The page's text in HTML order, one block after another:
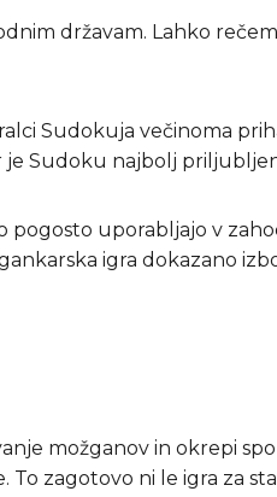
državam. Lahko
Sudokuja večinoma
je Sudoku najbolj
pogosto uporabljajo v
igra dokazano
možganov in okrepi
zagotovo ni le igra za